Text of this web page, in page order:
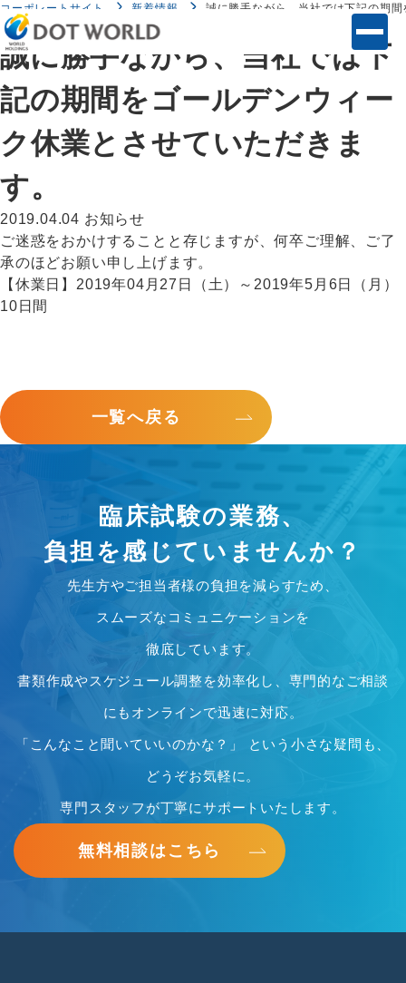
コーポレートサイト 新着情報 誠に勝手ながら、当社では下記の期
誠に勝手ながら、当社では下
記の期間をゴールデンウィー
ク休業とさせていただきま
す。
2019.04.04 お知らせ
ご迷惑をおかけすることと存じますが、何卒ご理解、ご了
承のほどお願い申し上げます。
【休業日】2019年04月27日（土）～2019年5月6日（月）
10日間
一覧へ戻る
臨床試験の業務、
負担を感じていませんか？
先生方やご担当者様の負担を減らすため、
スムーズなコミュニケーションを
徹底しています。
書類作成やスケジュール調整を効率化し、専門的なご相談
にもオンラインで迅速に対応。
「こんなこと聞いていいのかな？」 という小さな疑問も、
どうぞお気軽に。
専門スタッフが丁寧にサポートいたします。
無料相談はこちら